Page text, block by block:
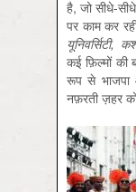
है, जो सीधे-
पर काम कर
यूनिवर्सिटी,
कई फ़िल्मों की
रूप से
नफ़रती ज़हर